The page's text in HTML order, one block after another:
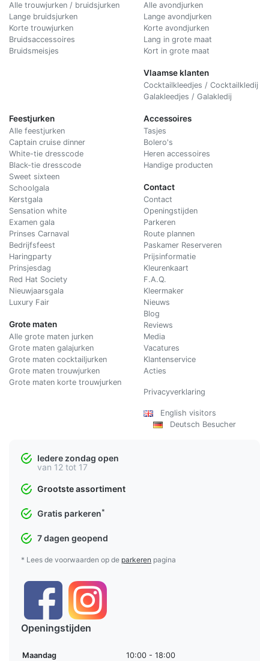
Alle trouwjurken / bruidsjurken
Lange bruidsjurken
Korte trouwjurken
Bruidsaccessoires
Bruidsmeisjes
Alle avondjurken
Lange avondjurken
Korte avondjurken
Lang in grote maat
Kort in grote maat
Vlaamse klanten
Cocktailkleedjes / Cocktailkledij
Galakleedjes / Galakledij
Feestjurken
Alle feestjurken
Captain cruise dinner
White-tie dresscode
Black-tie dresscode
Sweet sixteen
Schoolgala
Kerstgala
Sensation white
Examen gala
Prinses Carnaval
Bedrijfsfeest
Haringparty
Prinsjesdag
Red Hat Society
Nieuwjaarsgala
Luxury Fair
Grote maten
Alle grote maten jurken
Grote maten galajurken
Grote maten cocktailjurken
Grote maten trouwjurken
Grote maten korte trouwjurken
Accessoires
Tasjes
Bolero's
Heren accessoires
Handige producten
Contact
Contact
Openingstijden
Parkeren
Route plannen
Paskamer Reserveren
Prijsinformatie
Kleurenkaart
F.A.Q.
Kleermaker
Nieuws
Blog
Reviews
Media
Vacatures
Klantenservice
Acties
Privacyverklaring
English visitors
Deutsch Besucher
Iedere zondag open
van 12 tot 17
Grootste assortiment
Gratis parkeren*
7 dagen geopend
* Lees de voorwaarden op de parkeren pagina
Openingstijden
Maandag 10:00 - 18:00